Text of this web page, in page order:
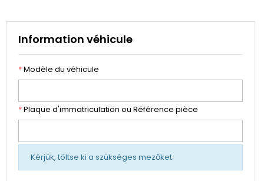
Information véhicule
*Modèle du véhicule
*Plaque d'immatriculation ou Référence pièce
Kérjük, töltse ki a szükséges mezőket.